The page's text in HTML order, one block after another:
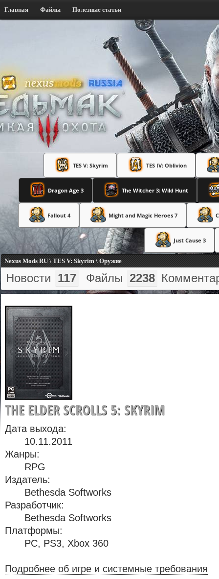
Главная Файлы Полезные статьи
TES V: Skyrim TES IV: Oblivion
Dragon Age 3 The Witcher 3: Wild Hunt
Fallout 4 Might and Magic Heroes 7
Just Cause 3
Nexus Mods RU \ TES V: Skyrim \ Оружие
Новости 117 Файлы 2238
THE ELDER SCROLLS 5: SKYRIM
Дата выхода:
10.11.2011
Жанры:
RPG
Издатель:
Bethesda Softworks
Разработчик:
Bethesda Softworks
Платформы:
PC, PS3, Xbox 360
Подробнее об игре и системные требования